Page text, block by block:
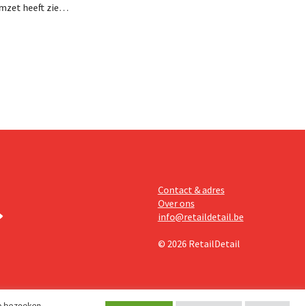
heeft zien
Contact & adres
Over ons
info@retaildetail.be
© 2026 RetailDetail